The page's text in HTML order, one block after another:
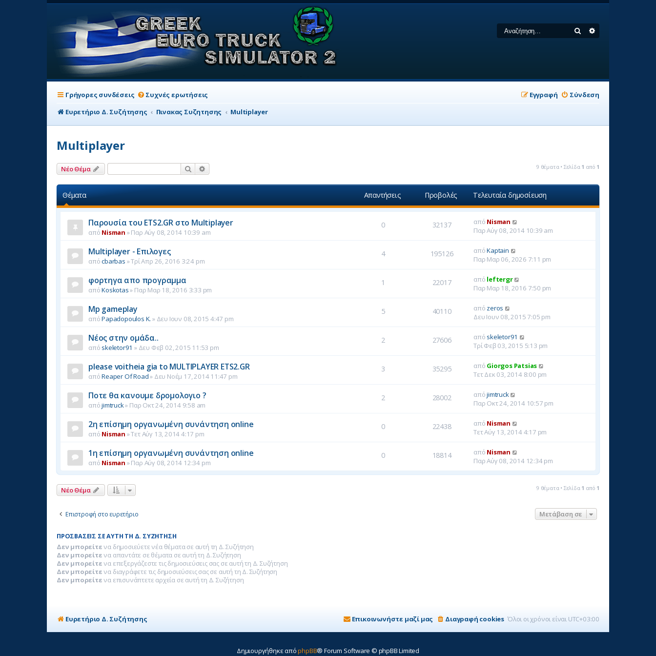
Αναζήτηση
Γρήγορες συνδέσεις Συχνές ερωτήσεις Σύνδεση
Εγγραφή
Ευρετήριο Δ. Συζήτησης
Πινακας Συζητησης Multiplayer
Multiplayer
Νέο Θέμα Αναζήτηση 9 θέματα • Σελίδα 1 από 1
Θέματα Απαντήσεις Προβολές Τελευταία δημοσίευση
Παρουσία του ETS2.GR στο Multiplayer
από Nisman »Παρ Αύγ 08, 2014 10:39 am
0 32137 από Nisman
Παρ Αύγ 08, 2014 10:39 am
Multiplayer - Επιλογες
απόcbarbas »Τρί Απρ 26, 2016 3:24 pm
4 195126 απόKaptain
Παρ Μαρ 06, 2026 7:11 pm
φορτηγα απο προγραμμα
απόKoskotas» Παρ Μαρ 18, 2016 3:33 pm
1 22017 από leftergr
Παρ Μαρ 18, 2016 7:50 pm
Mp gameplay
απόPapadopoulos K. » Δευ Ιουν 08, 2015 4:47 pm
5 40110 από zeros
Δευ Ιουν 08, 2015 7:05 pm
Νέος στην ομάδα..
από skeletor91 » Δευ Φεβ 02, 2015 11:53 pm
2 27606 από skeletor91
Τρί Φεβ 03, 2015 5:13 pm
please voitheia gia to MULTIPLAYER ETS2.GR
απόReaper Of Road» Δευ Νοέμ 17, 2014 11:47 pm
3 35295 από Giorgos Patsias
Τετ Δεκ 03, 2014 8:00 pm
Ποτε θα κανουμε δρομολογιο ?
απόjimtruck» Παρ Οκτ 24, 2014 9:58 am
2 28002 απόjimtruck
Παρ Οκτ 24, 2014 10:57 pm
2η επίσημη οργανωμένη συνάντηση online
από Nisman »Τετ Αύγ 13, 2014 4:17 pm
0 22438 από Nisman
Τετ Αύγ 13, 2014 4:17 pm
1η επίσημη οργανωμένη συνάντηση online
από Nisman »Παρ Αύγ 08, 2014 12:34 pm
0 18814 από Nisman
Παρ Αύγ 08, 2014 12:34 pm
Νέο Θέμα 9 θέματα • Σελίδα 1 από 1
Επιστροφή στο ευρετήριο Μετάβαση σε
ΠΡΟΣΒΆΣΕΙΣ ΣΕ ΑΥΤΉ ΤΗ Δ. ΣΥΖΉΤΗΣΗ
Δεν μπορείτενα δημοσιεύετε νέα θέματα σε αυτή τη Δ. Συζήτηση
Δεν μπορείτενα απαντάτε σε θέματα σε αυτή τη Δ. Συζήτηση
Δεν μπορείτενα επεξεργάζεστε τις δημοσιεύσεις σας σε αυτή τη Δ. Συζήτηση
Δεν μπορείτενα διαγράφετε τις δημοσιεύσεις σας σε αυτή τη Δ. Συζήτηση
Δεν μπορείτενα επισυνάπτετε αρχεία σε αυτή τη Δ. Συζήτηση
Ευρετήριο Δ. Συζήτησης Όλοι οι χρόνοι είναι UTC+03:00
Διαγραφή cookies
Επικοινωνήστε μαζί μας
Δημιουργήθηκε απόphpBB® Forum Software © phpBB Limited